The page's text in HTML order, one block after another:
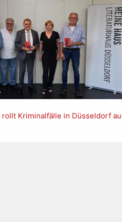
rollt Kriminalfälle in Düsseldorf